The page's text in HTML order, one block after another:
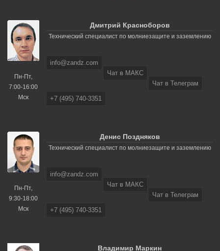
Пн-Пт,
7:00-16:00
Мск
Дмитрий Красноборов
Технический специалист по молниезащите и заземлению
info@zandz.com
Чат в МАКС
Чат в Телеграм
+7 (495) 740-3351
Пн-Пт,
9:30-18:00
Мск
Денис Поздняков
Технический специалист по молниезащите и заземлению
info@zandz.com
Чат в МАКС
Чат в Телеграм
+7 (495) 740-3351
Владимир Маркин